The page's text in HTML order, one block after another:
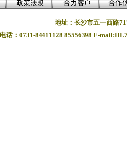
地址：长沙市五一西路
电话：0731-84411128 85556398 E-